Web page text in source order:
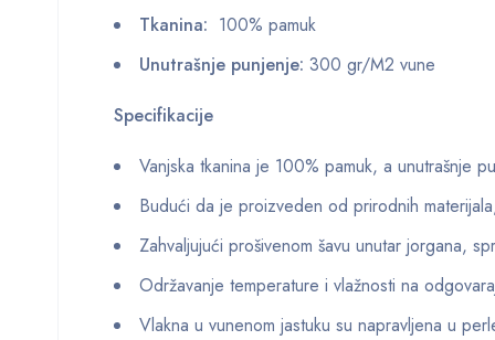
Tkanina: 100% pamuk
Unutrašnje punjenje: 300 gr/M2 vune
Specifikacije
Vanjska tkanina je 100% pamuk, a unutrašnje
Budući da je proizveden od prirodnih
Zahvaljujući prošivenom šavu unutar jorgana,
Održavanje temperature i vlažnosti na
Vlakna u vunenom jastuku su napravljena u